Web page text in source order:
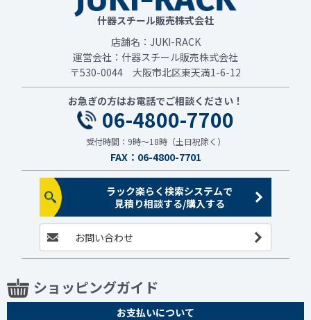
什器スチール販売株式会社
店舗名：JUKI-RACK
運営会社：什器スチール販売株式会社
〒530-0044 大阪市北区東天満1-6-12
お急ぎの方はお電話でご相談ください！
06-4800-7700
受付時間：9時～18時（土日祝除く）
FAX：06-4800-7701
ラック楽らく検索システムで
見積り相談する/購入する
お問い合わせ
ショッピングガイド
お支払いについて